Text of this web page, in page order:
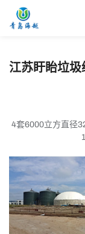
江苏盱眙垃
4套6000立方直径